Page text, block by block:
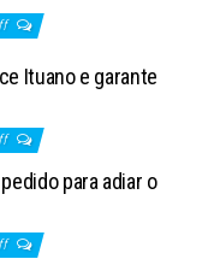
Ituano e garante
para adiar o